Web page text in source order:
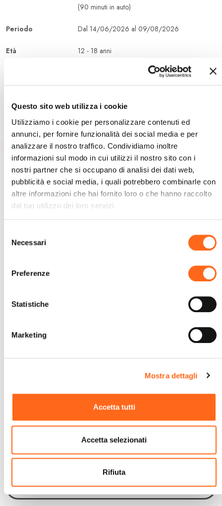
Questo sito web utilizza i cookie
Utilizziamo i cookie per personalizzare contenuti ed
annunci, per fornire funzionalità dei social media e per
analizzare il nostro traffico. Condividiamo inoltre
informazioni sul modo in cui utilizzi il nostro sito con i
nostri partner che si occupano di analisi dei dati web,
pubblicità e social media, i quali potrebbero combinarle con
altre informazioni che hai fornito loro o che hanno raccolto
dal tuo utilizzo dei loro servizi.
delNecessari
Preferenze
Statistiche
Marketing
Mostra dettagli
Accetta tutti
Accetta selezionati
Rifiuta
(90 minuti in auto)
Periodo Dal 14/06/2026 al 09/08/2026
Età 12 - 18 anni
Sei Interessato A Questo Viaggio?
Richiedi una consulenza
Contatta Un Operatore